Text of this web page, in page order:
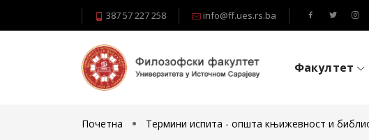
387 57 227 258 info@ff.ues.rs.ba
Факултет
Почетна Термини испита - општа књижевност и